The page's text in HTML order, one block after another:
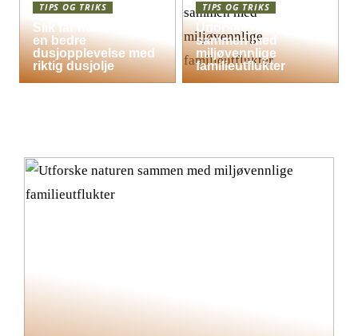
TIPS OG TRIKS
Slik får hele familien
en bedre
dusjopplevelse med
riktig dusjolje
TIPS OG TRIKS
Utforske naturen
sammen med
miljøvennlige
familieutflukter